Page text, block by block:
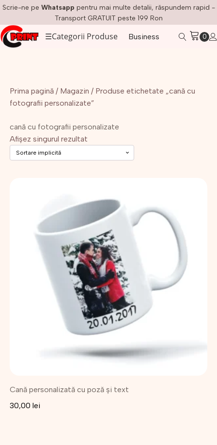
Scrie-ne pe Whatsapp pentru mai multe detalii, răspundem rapid -
Transport GRATUIT peste 199 Ron
☰Categorii Produse Business
Prima pagină / Magazin / Produse etichetate „cană cu
fotografii personalizate”
cană cu fotografii personalizate
Afișez singurul rezultat
Cană personalizată cu poză și text
30,00 lei